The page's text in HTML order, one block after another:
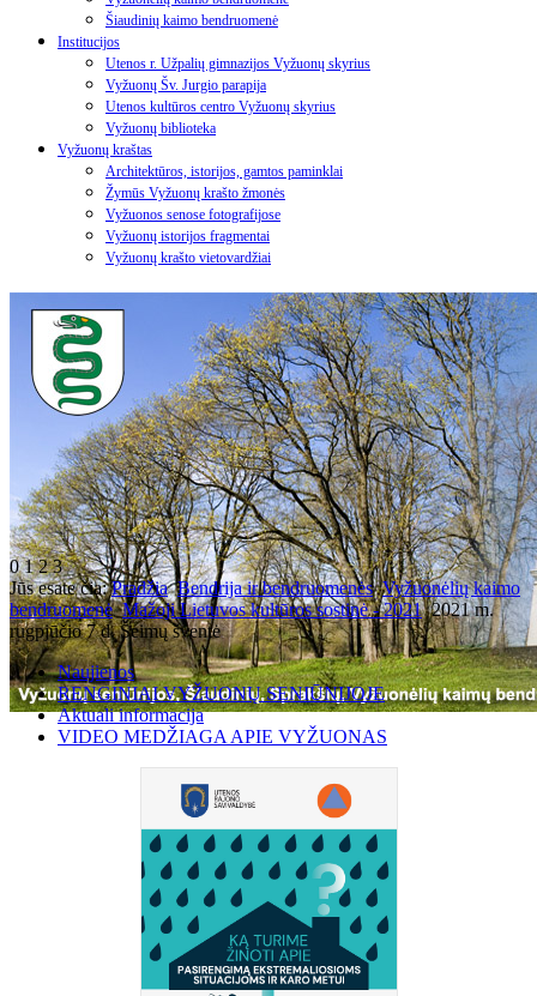
Šiaudinių kaimo bendruomenė
Institucijos
Utenos r. Užpalių gimnazijos Vyžuonų skyrius
Vyžuonų Šv. Jurgio parapija
Utenos kultūros centro Vyžuonų skyrius
Vyžuonų biblioteka
Vyžuonų kraštas
Architektūros, istorijos, gamtos paminklai
Žymūs Vyžuonų krašto žmonės
Vyžuonos senose fotografijose
Vyžuonų istorijos fragmentai
Vyžuonų krašto vietovardžiai
0123
Jūs esate čia:Pradžia Bendrija ir bendruomenės Vyžuonėlių kaimo
bendruomenė Mažoji Lietuvos kultūros sostinė - 2021 2021 m.
rugpjūčio 7 d. Šeimų šventė
Naujienos
RENGINIAI VYŽUONŲ SENIŪNIJOJE
Aktuali informacija
VIDEO MEDŽIAGA APIE VYŽUONAS